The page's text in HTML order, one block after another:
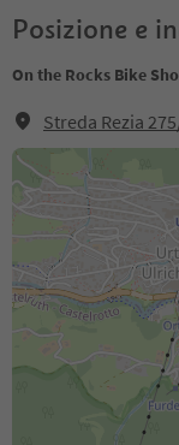
Posizione e
On the Rocks Bike
Streda Rezia